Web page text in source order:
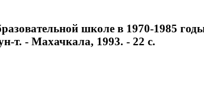
школе в 1970-1985
т. - Махачкала, 1993. - 22 с.